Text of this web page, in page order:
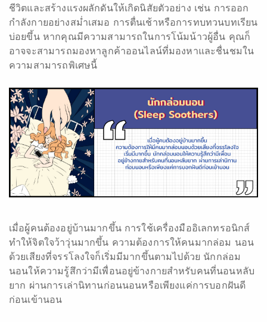
ชีวิตและสร้างแรงผลักดันให้เกิดนิสัยตัวอย่าง เช่น การออก
กำลังกายอย่างสม่ำเสมอ การตื่นเช้าหรือการทบทวนบทเรียน
บ่อยขึ้น หากคุณมีความสามารถในการโน้มน้าวผู้อื่น คุณก็
อาจจะสามารถมองหาลูกค้าออนไลน์ที่มองหาและชื่นชมใน
ความสามารถพิเศษนี้
เมื่อผู้คนต้องอยู่บ้านมากขึ้น การใช้เครื่องมืออิเลกทรอนิกส์
ทำให้จิตใจว้าวุ่นมากขึ้น ความต้องการให้คนมากล่อม นอน
ด้วยเสียงที่จรรโลงใจก็เริ่มมีมากขึ้นตามไปด้วย นักกล่อม
นอนให้ความรู้สึกว่ามีเพื่อนอยู่ข้างกายสำหรับคนที่นอนหลับ
ยาก ผ่านการเล่านิทานก่อนนอนหรือเพียงแค่การบอกฝันดี
ก่อนเข้านอน